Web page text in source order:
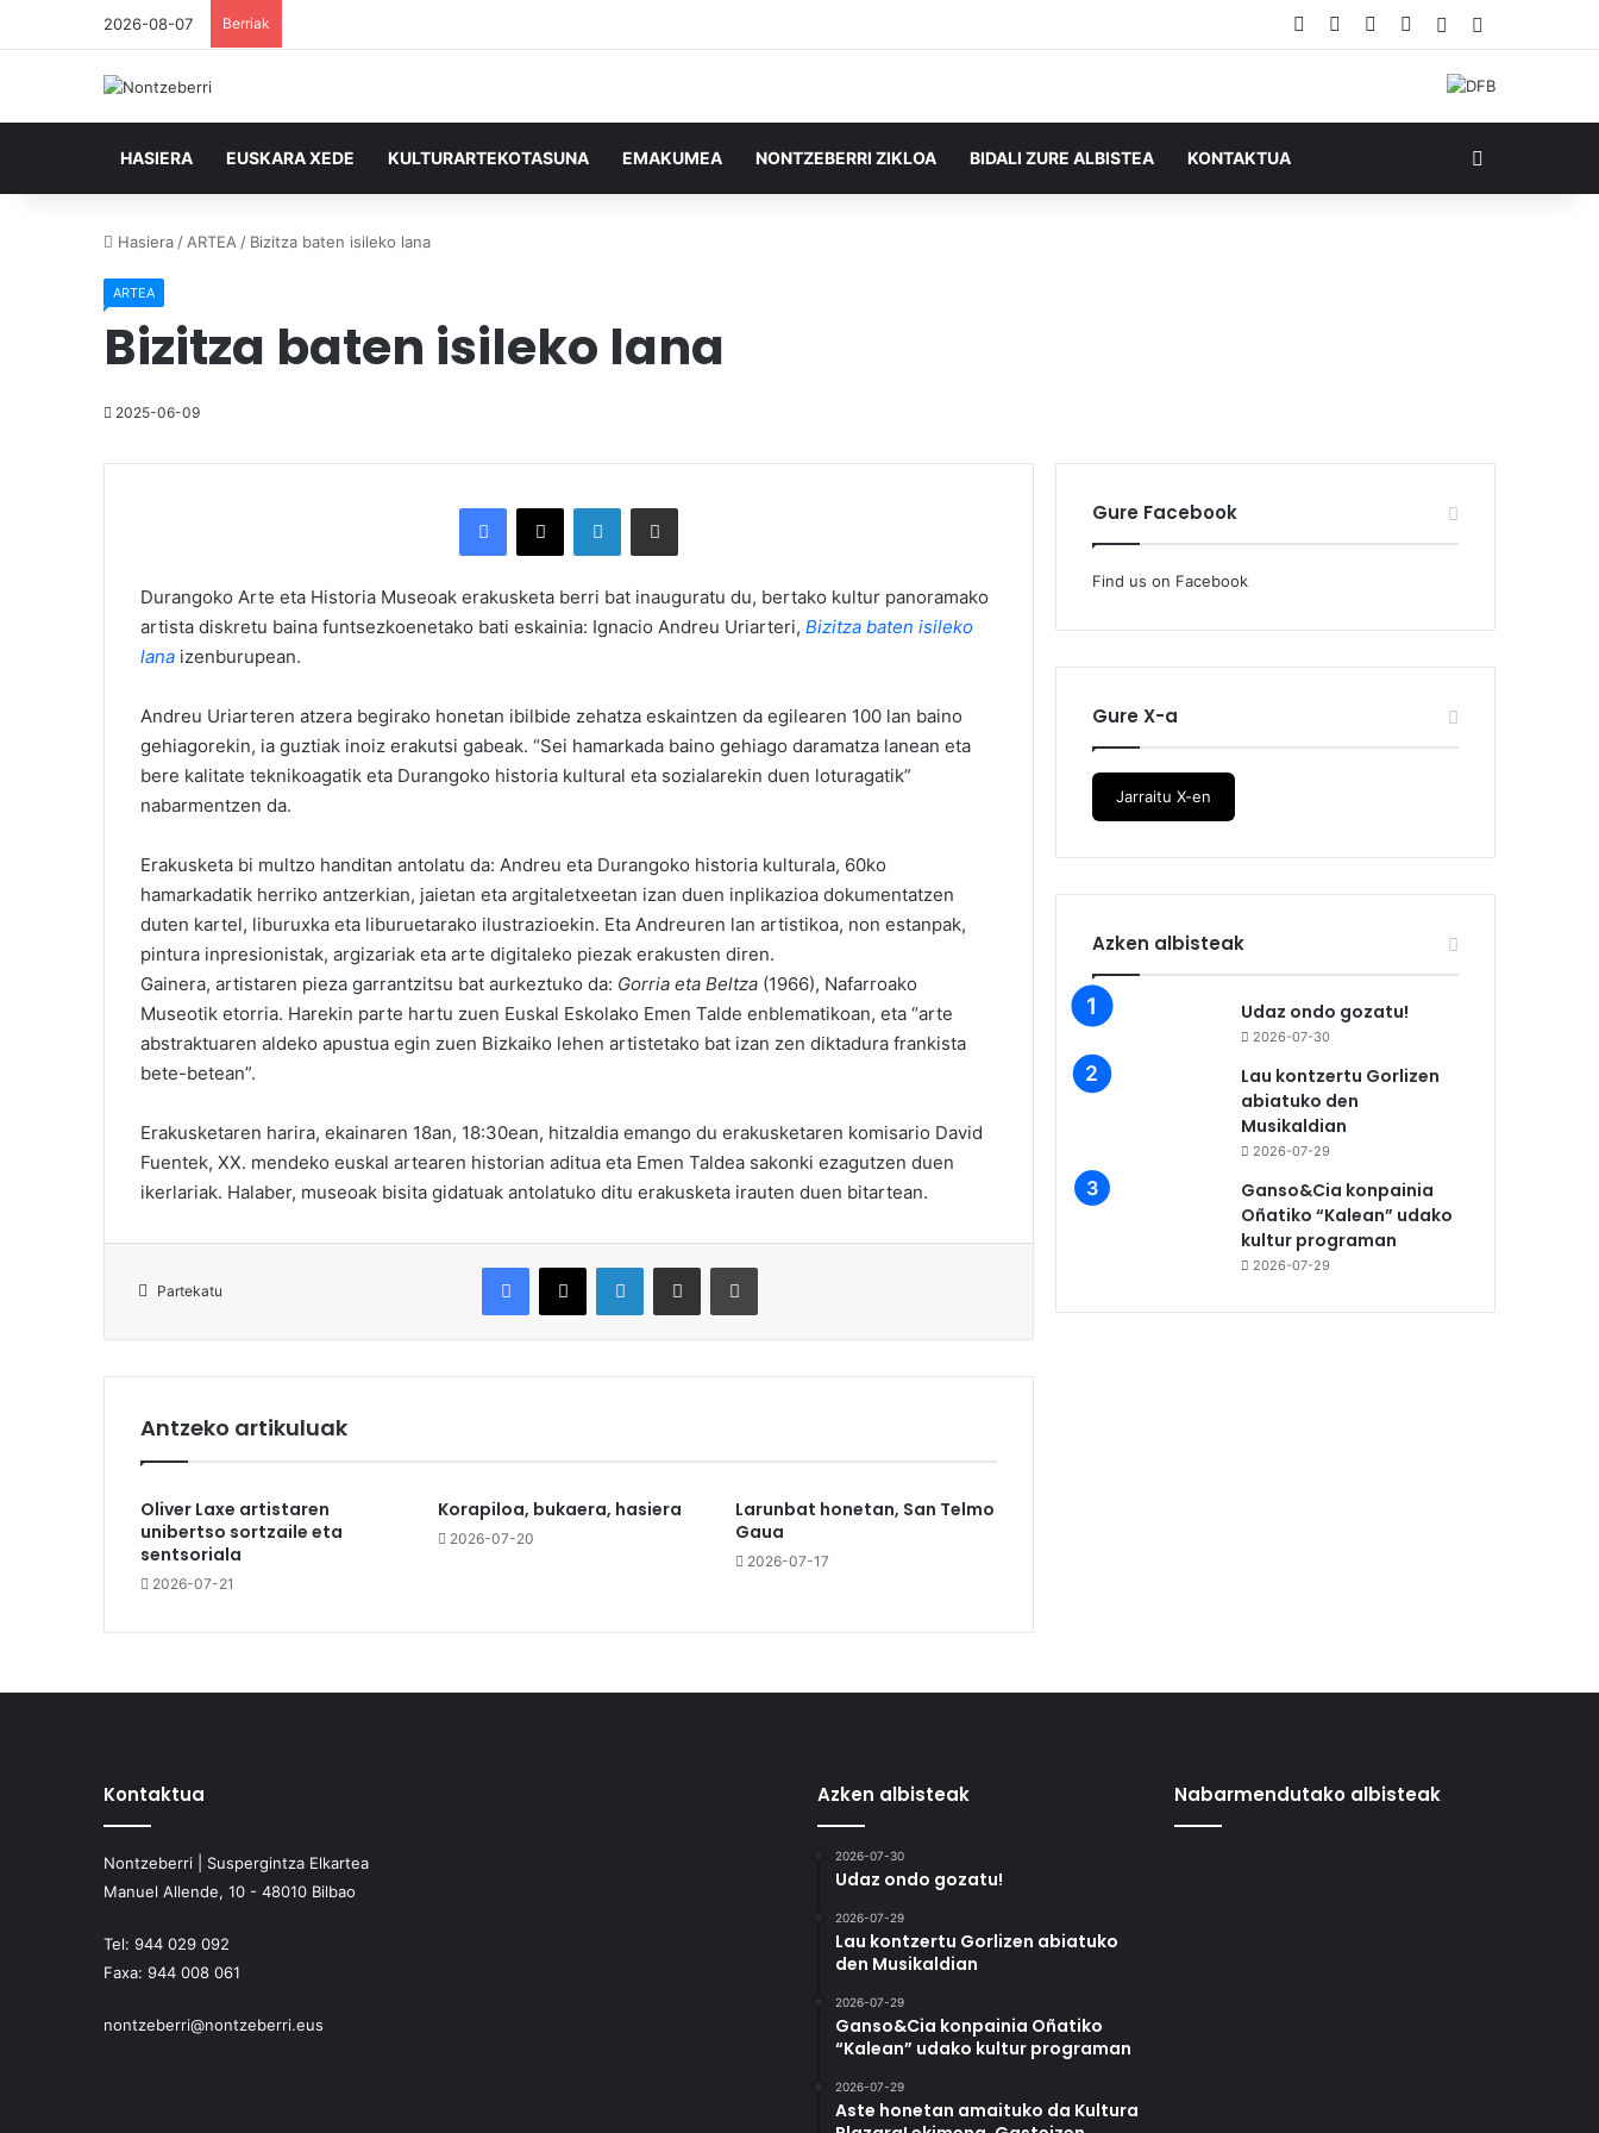
2026-08-07 Berriak Facebook YouTube
RSS Ausazko
HASIERA EUSKARA XEDE KULTURARTEKOTASUNA EMAKUMEA NONTZEBERRI ZIKLOA BIDALI ZURE ALBISTEA KONTAKTUA
Hasiera / ARTEA / Bizitza baten isileko lana
ARTEA
Bizitza baten isileko lana
2025-06-09
Durangoko Arte eta Historia Museoak erakusketa berri bat inauguratu du, bertako kultur panoramako
artista diskretu baina funtsezkoenetako bati eskainia: Ignacio Andreu Uriarteri, Bizitza baten isileko
lana izenburupean.
Andreu Uriarteren atzera begirako honetan ibilbide zehatza eskaintzen da egilearen 100 lan baino
gehiagorekin, ia guztiak inoiz erakutsi gabeak. “Sei hamarkada baino gehiago daramatza lanean eta
bere kalitate teknikoagatik eta Durangoko historia kultural eta sozialarekin duen loturagatik”
nabarmentzen da.
Erakusketa bi multzo handitan antolatu da: Andreu eta Durangoko historia kulturala, 60ko
hamarkadatik herriko antzerkian, jaietan eta argitaletxeetan izan duen inplikazioa dokumentatzen
duten kartel, liburuxka eta liburuetarako ilustrazioekin. Eta Andreuren lan artistikoa, non estanpak,
pintura inpresionistak, argizariak eta arte digitaleko piezak erakusten diren.
Gainera, artistaren pieza garrantzitsu bat aurkeztuko da: Gorria eta Beltza (1966), Nafarroako
Museotik etorria. Harekin parte hartu zuen Euskal Eskolako Emen Talde enblematikoan, eta “arte
abstraktuaren aldeko apustua egin zuen Bizkaiko lehen artistetako bat izan zen diktadura frankista
bete-betean”.
Erakusketaren harira, ekainaren 18an, 18:30ean, hitzaldia emango du erakusketaren komisario David
Fuentek, XX. mendeko euskal artearen historian aditua eta Emen Taldea sakonki ezagutzen duen
ikerlariak. Halaber, museoak bisita gidatuak antolatuko ditu erakusketa irauten duen bitartean.
Partekatu
Antzeko artikuluak
Oliver Laxe artistaren
unibertso sortzaile eta
sentsoriala
2026-07-21
Korapiloa, bukaera, hasiera
2026-07-20
Larunbat honetan, San Telmo
Gaua
2026-07-17
Gure Facebook
Find us on Facebook
Gure X-a
Jarraitu X-en
Azken albisteak
Udaz ondo gozatu!
2026-07-30
Lau kontzertu Gorlizen
abiatuko den
Musikaldian
2026-07-29
Ganso&Cia konpainia
Oñatiko “Kalean” udako
kultur programan
2026-07-29
Kontaktua
Nontzeberri | Suspergintza Elkartea
Manuel Allende, 10 - 48010 Bilbao
Tel: 944 029 092
Faxa: 944 008 061
nontzeberri@nontzeberri.eus
Azken albisteak
2026-07-30
Udaz ondo gozatu!
2026-07-29
Lau kontzertu Gorlizen abiatuko
den Musikaldian
2026-07-29
Ganso&Cia konpainia Oñatiko
“Kalean” udako kultur programan
2026-07-29
Aste honetan amaituko da Kultura
Nabarmendutako albisteak